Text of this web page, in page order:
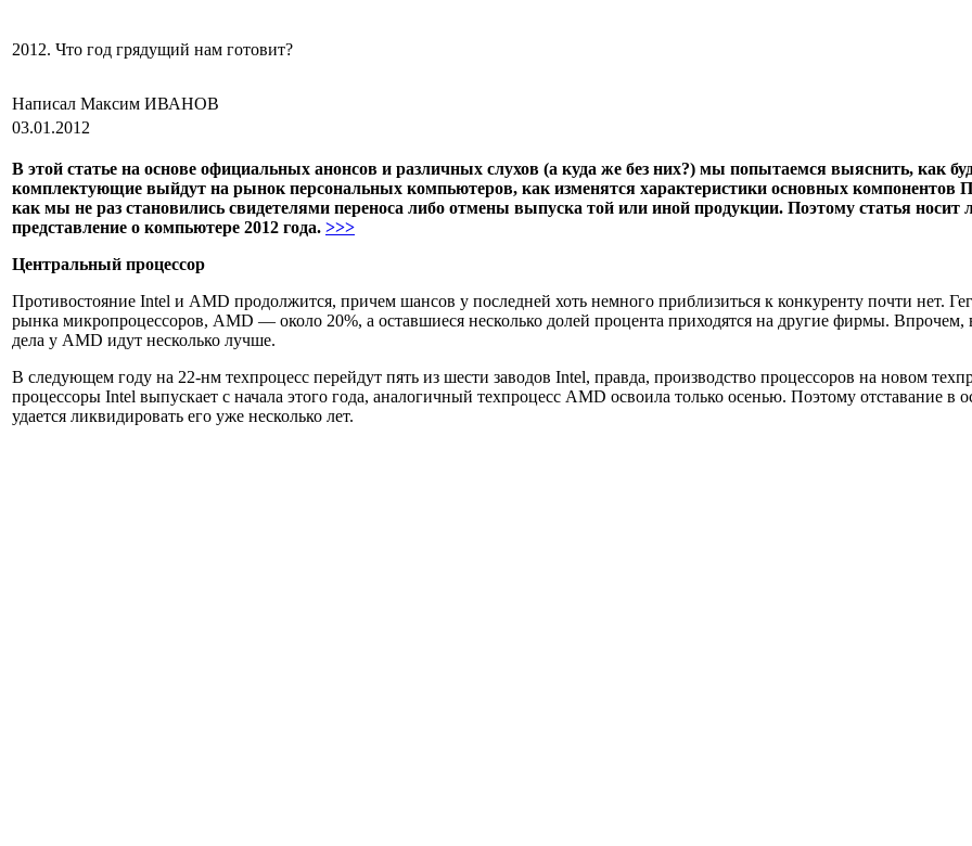
2012. Что год грядущий нам готовит?
Написал Максим ИВАНОВ
03.01.2012
В этой статье на основе официальных анонсов и различных слухов (а куда же без них?) мы попытаемся выяснить, как
комплектующие выйдут на рынок персональных компьютеров, как изменятся характеристики основных компонентов
как мы не раз становились свидетелями переноса либо отмены выпуска той или иной продукции. Поэтому статья
представление о компьютере 2012 года. >>>
Центральный процессор
Противостояние Intel и AMD продолжится, причем шансов у последней хоть немного приблизиться к конкуренту почти нет.
рынка микропроцессоров, AMD — около 20%, а оставшиеся несколько долей процента приходятся на другие фирмы.
дела у AMD идут несколько лучше.
В следующем году на 22-нм техпроцесс перейдут пять из шести заводов Intel, правда, производство процессоров на новом
процессоры Intel выпускает с начала этого года, аналогичный техпроцесс AMD освоила только осенью. Поэтому отставание в
удается ликвидировать его уже несколько лет.